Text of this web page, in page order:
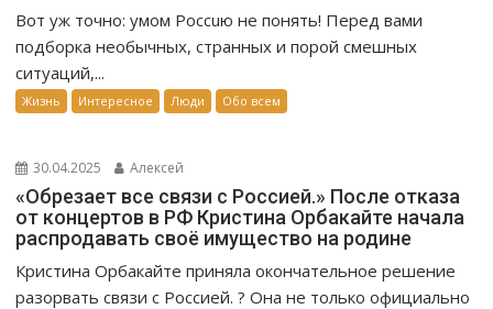
Вот уж точно: умом Россuю не понять! Перед вами
подборка необычных, странных и порой смешных
ситуаций,...
Жизнь Интересное Люди Обо всем
30.04.2025 Алексей
«Обрезает все связи с Россией.» После отказа
от концертов в РФ Кристина Орбакайте начала
распродавать своё имущество на родине
Кристина Орбакайте приняла окончательное решение
разорвать связи с Россией. ? Она не только официально